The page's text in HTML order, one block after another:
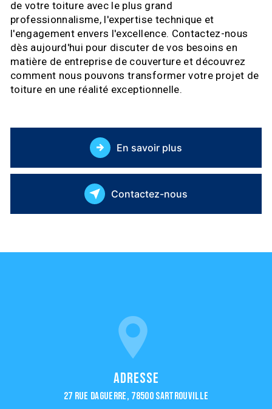
de votre toiture avec le plus grand
professionnalisme, l'expertise technique et
l'engagement envers l'excellence. Contactez-nous
dès aujourd'hui pour discuter de vos besoins en
matière de entreprise de couverture et découvrez
comment nous pouvons transformer votre projet de
toiture en une réalité exceptionnelle.
En savoir plus
Contactez-nous
Adresse
27 Rue Daguerre, 78500 Sartrouville